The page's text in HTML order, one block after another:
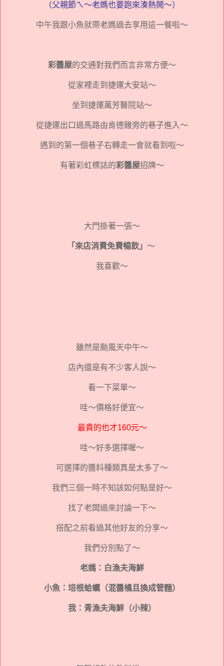
（父親節ㄟ～老媽也要跑來湊熱鬧～）
中午我跟小魚就帶老媽過去享用這一餐啦～
彩醬屋的交通對我們而言非常方便～
從家裡走到捷運大安站～
坐到捷運萬芳醫院站～
從捷運出口過馬路由肯德雞旁的巷子進入～
遇到的第一個巷子右轉走一會就看到啦～
有著彩虹標誌的彩醬屋招牌～
大門掛著一張～
「來店消費免費暢飲」 ～
我喜歡～
雖然是颱風天中午～
店內還是有不少客人說～
看一下菜單～
哇～價格好便宜～
最貴的也才160元～
哇～好多選擇喔～
可選擇的醬料種類真是太多了～
我們三個一時不知該如何點是好～
找了老闆過來討論一下～
搭配之前看過其他好友的分享～
我們分別點了～
老媽：白漁夫海鮮
小魚：培根蛤蠣（混醬橘且換成管麵）
我：青漁夫海鮮（小辣）